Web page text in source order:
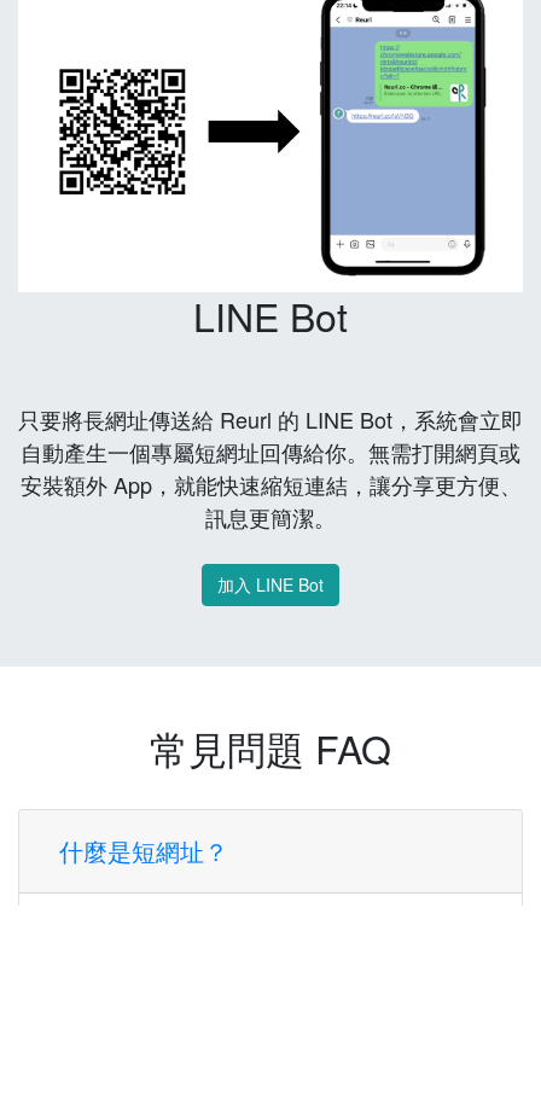
LINE Bot
只要將長網址傳送給 Reurl 的 LINE Bot，系統會立即
自動產生一個專屬短網址回傳給你。無需打開網頁或
安裝額外 App，就能快速縮短連結，讓分享更方便、
訊息更簡潔。
加入 LINE Bot
常見問題 FAQ
什麼是短網址？